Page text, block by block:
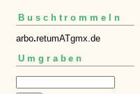
Buschtrommeln
arbo.retumATgmx.de
Umgraben